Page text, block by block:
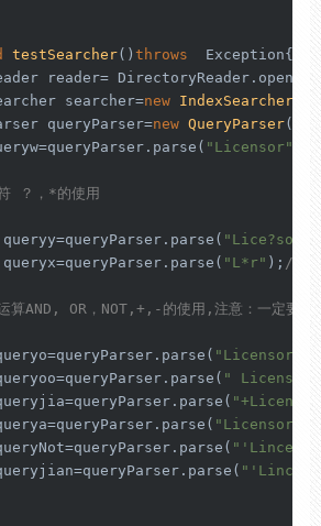
testSearcher() throws
  Exception{
reader=
searcher=
new IndexSearcher
queryParser=
new QueryParser(
"Licensor"
？，*的使用
"Lice?sor"
"L*r" ); //使
算AND, OR，NOT,+,-的使用,注意：一定要
"Licensor
" Licensor
"Licensor